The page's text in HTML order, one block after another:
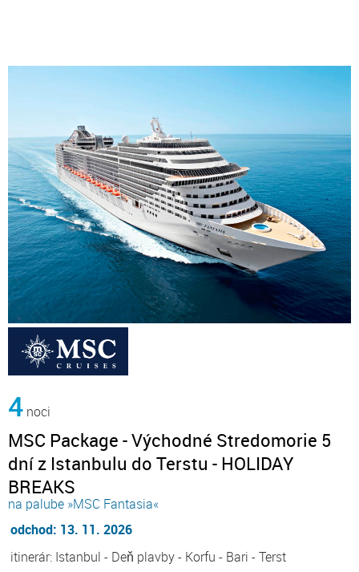
4 noci
MSC Package - Východné Stredomorie 5
dní z Istanbulu do Terstu - HOLIDAY
BREAKS
na palube »MSC Fantasia«
odchod: 13. 11. 2026
itinerár: Istanbul - Deň plavby - Korfu - Bari - Terst